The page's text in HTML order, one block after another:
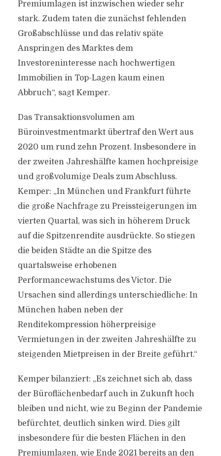
Premiumlagen ist inzwischen wieder sehr
stark. Zudem taten die zunächst fehlenden
Großabschlüsse und das relativ späte
Anspringen des Marktes dem
Investoreninteresse nach hochwertigen
Immobilien in Top-Lagen kaum einen
Abbruch“, sagt Kemper.
Das Transaktionsvolumen am
Büroinvestmentmarkt übertraf den Wert aus
2020 um rund zehn Prozent. Insbesondere in
der zweiten Jahreshälfte kamen hochpreisige
und großvolumige Deals zum Abschluss.
Kemper: „In München und Frankfurt führte
die große Nachfrage zu Preissteigerungen im
vierten Quartal, was sich in höherem Druck
auf die Spitzenrendite ausdrückte. So stiegen
die beiden Städte an die Spitze des
quartalsweise erhobenen
Performancewachstums des Victor. Die
Ursachen sind allerdings unterschiedliche: In
München haben neben der
Renditekompression höherpreisige
Vermietungen in der zweiten Jahreshälfte zu
steigenden Mietpreisen in der Breite geführt.“
Kemper bilanziert: „Es zeichnet sich ab, dass
der Büroflächenbedarf auch in Zukunft hoch
bleiben und nicht, wie zu Beginn der Pandemie
befürchtet, deutlich sinken wird. Dies gilt
insbesondere für die besten Flächen in den
Premiumlagen, wie Ende 2021 bereits an den